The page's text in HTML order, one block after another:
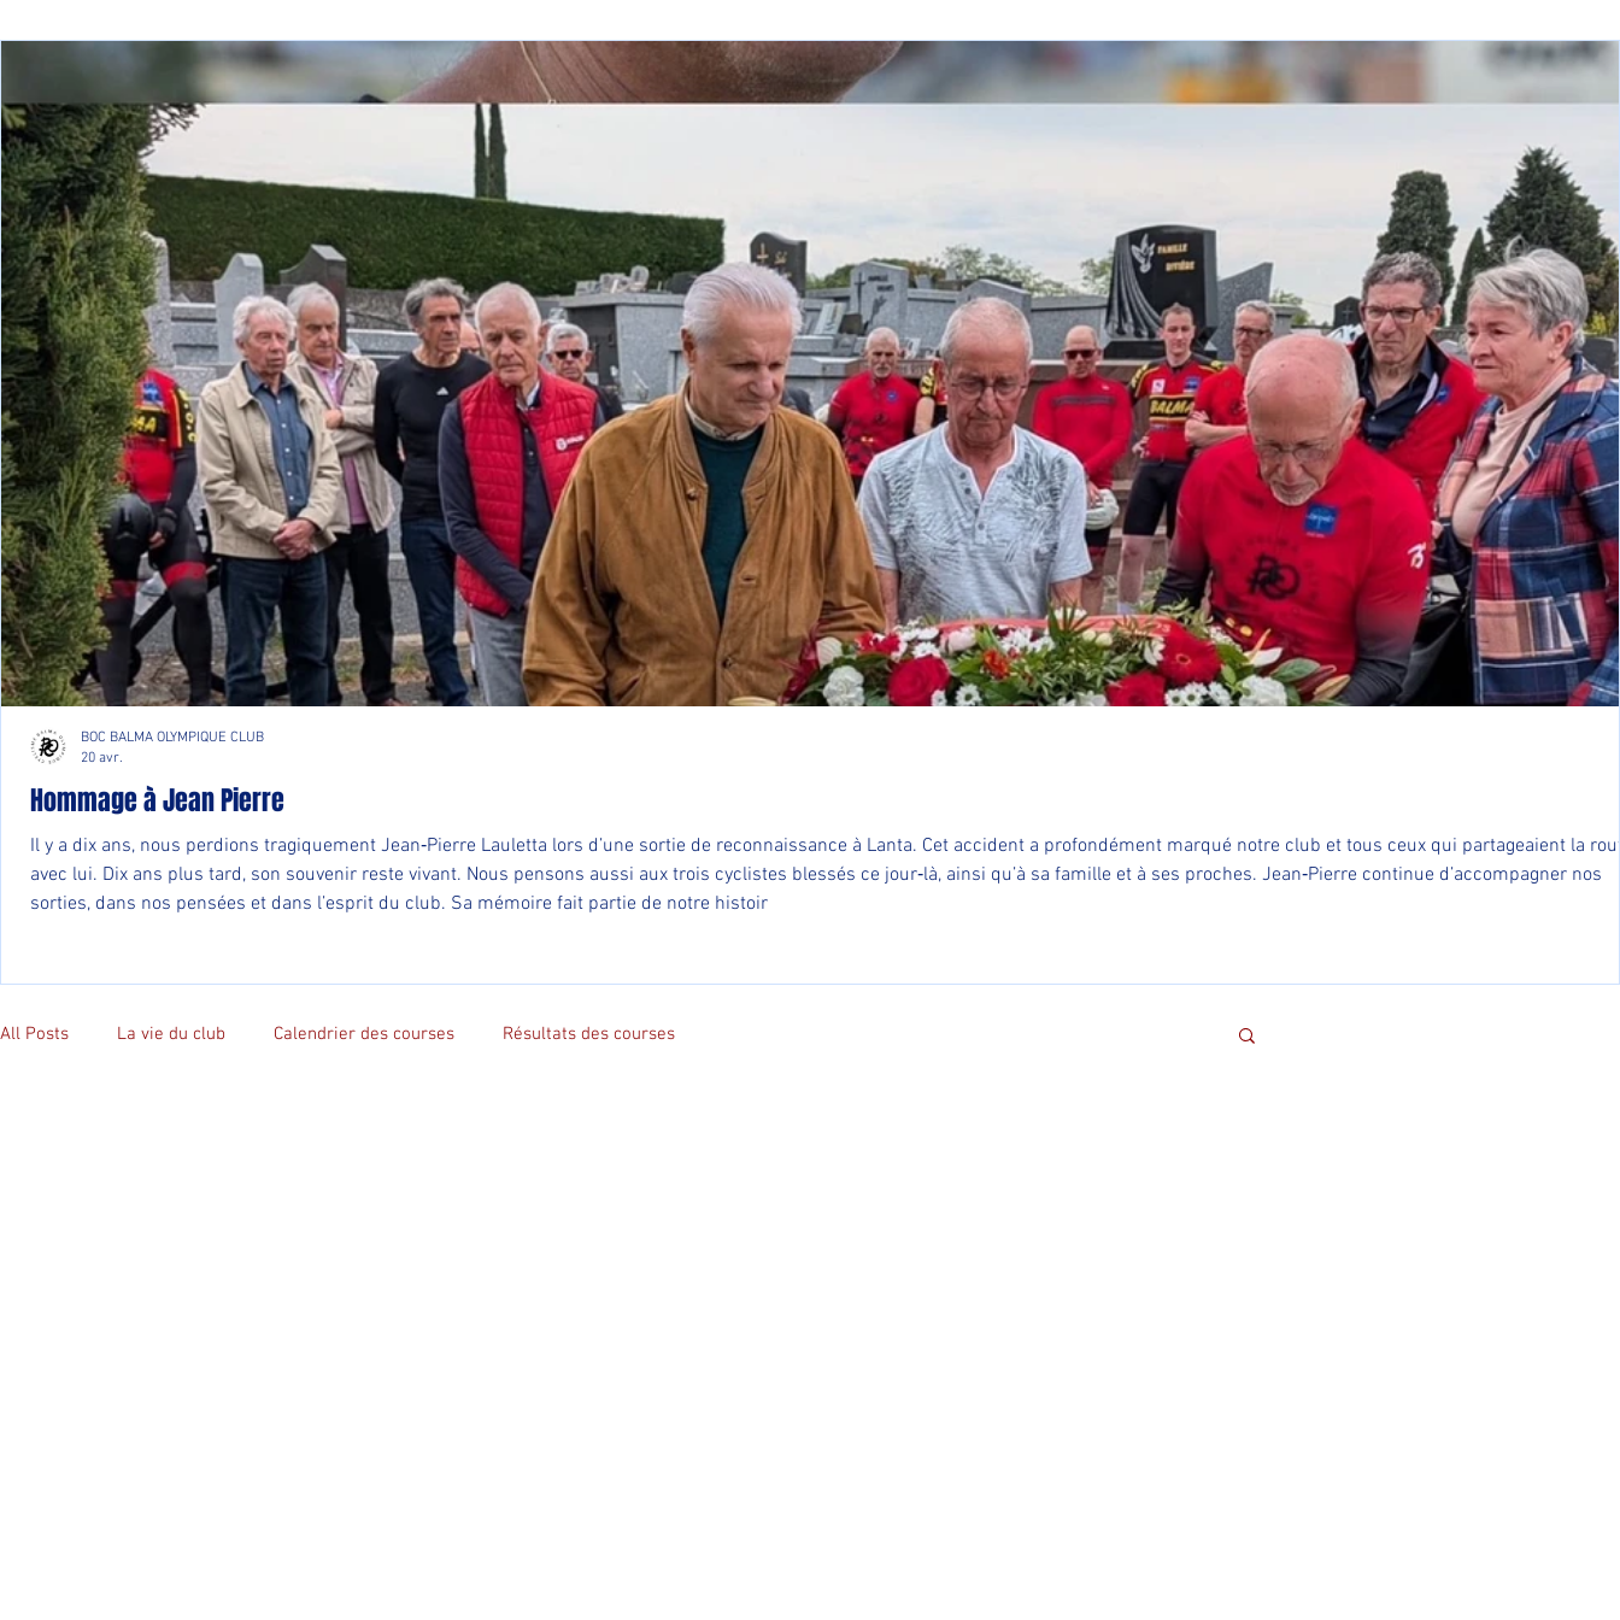
Hommage à Jean Pierre
Il y a dix ans, nous perdions tragiquement Jean‑Pierre Lauletta lors d’une sortie de reconnaissance à Lanta. Cet accident a profondément marqué notre club et tous ceux qui partageaient la route
avec lui. Dix ans plus tard, son souvenir reste vivant. Nous pensons aussi aux trois cyclistes blessés ce jour‑là, ainsi qu’à sa famille et à ses proches. Jean‑Pierre continue d’accompagner nos
sorties, dans nos pensées et dans l’esprit du club. Sa mémoire fait partie de notre histoir
BOC BALMA OLYMPIQUE CLUB
20 avr.
All Posts La vie du club Calendrier des courses Résultats des courses